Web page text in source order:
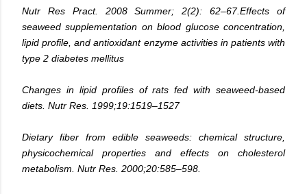
Nutr Res Pract. 2008 Summer; 2(2): 62–67.Effects of
seaweed supplementation on blood glucose concentration,
lipid profile, and antioxidant enzyme activities in patients with
type 2 diabetes mellitus
Changes in lipid profiles of rats fed with seaweed-based
diets. Nutr Res. 1999;19:1519–1527
Dietary fiber from edible seaweeds: chemical structure,
physicochemical properties and effects on cholesterol
metabolism. Nutr Res. 2000;20:585–598.